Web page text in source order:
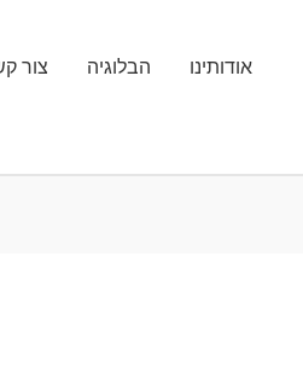
אודותינו הבלוגיה צור